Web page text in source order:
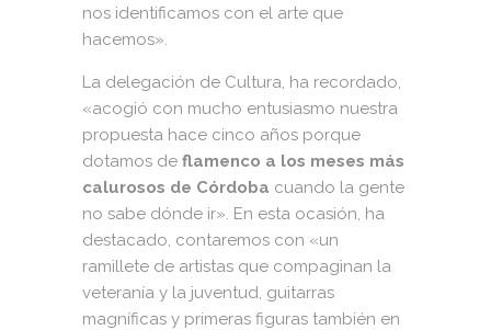
nos identificamos con el arte que
hacemos».
La delegación de Cultura, ha recordado,
«acogió con mucho entusiasmo nuestra
propuesta hace cinco años porque
dotamos de flamenco a los meses más
calurosos de Córdoba cuando la gente
no sabe dónde ir». En esta ocasión, ha
destacado, contaremos con «un
ramillete de artistas que compaginan la
veteranía y la juventud, guitarras
magníficas y primeras figuras también en